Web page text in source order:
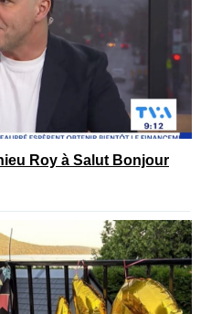
Roy à Salut Bonjour